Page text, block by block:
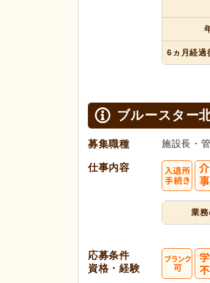
6ヵ月経過
ブルースター
募集職種 施設長・
仕事内容
業務
応募条件
資格・経験